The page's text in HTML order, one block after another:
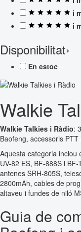
i
i
Disponibilitat›
En estoc
Walkie
Walkie Talkies i Ràdio:
Baofeng, accessoris
Aquesta categoria inclou
UV-82 ES, BF-888S i
antenes SRH-805S,
2800mAh, cables de
altaveu i fundes de niló
Guia de